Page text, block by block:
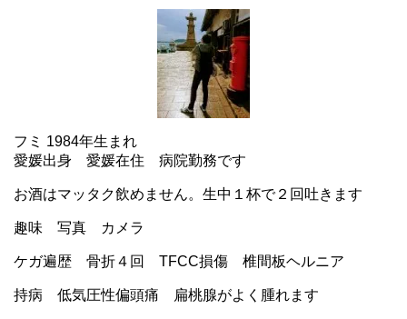
フミ 1984年生まれ
愛媛出身 愛媛在住 病院勤務です
お酒はマッタク飲めません。生中１杯で２回吐きます
趣味 写真 カメラ
ケガ遍歴 骨折４回 TFCC損傷 椎間板ヘルニア
持病 低気圧性偏頭痛 扁桃腺がよく腫れます